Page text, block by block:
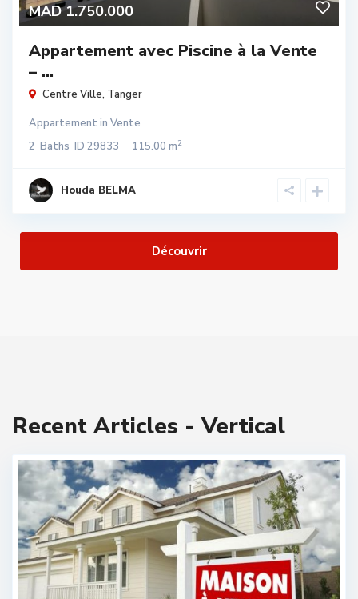
MAD 1.750.000
Appartement avec Piscine à la Vente
– ...
Centre Ville, Tanger
Appartement in Vente
2 Baths ID 29833 115.00 m2
Houda BELMA
Découvrir
Recent Articles - Vertical